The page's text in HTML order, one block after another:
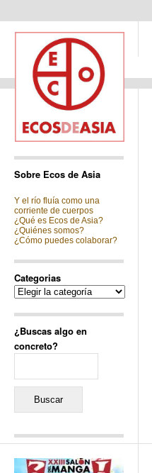
Sobre Ecos de Asia
Y el río fluía como una
corriente de cuerpos
¿Qué es Ecos de Asia?
¿Quiénes somos?
¿Cómo puedes colaborar?
Categorias
Categorias
¿Buscas algo en
concreto?